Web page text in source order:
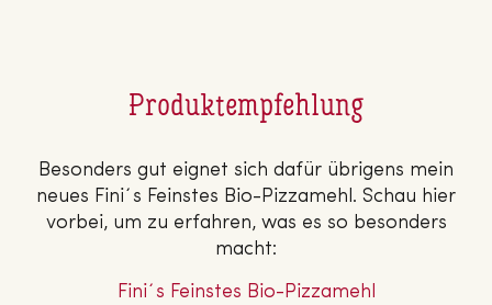
Pro­dukt­emp­feh­lung
Besonders gut eignet sich dafür übrigens mein
neues Fini´s Feinstes Bio-Pizzamehl. Schau hier
vorbei, um zu erfahren, was es so besonders
macht:
Fini´s Feinstes Bio-Pizzamehl